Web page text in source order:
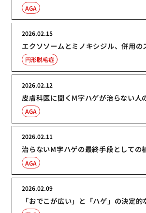
AGA
エクソソームとミノキシジル、併用の
2026.02.15
円形脱毛症
皮膚科医に聞くM字ハゲが治らない人
2026.02.12
AGA
治らないM字ハゲの最終手段としての
2026.02.11
AGA
「おでこが広い」と「ハゲ」の決定的
2026.02.09